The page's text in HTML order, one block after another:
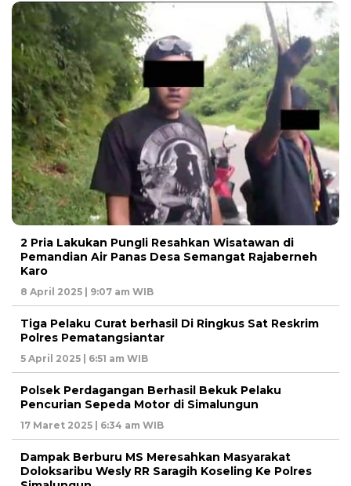
2 Pria Lakukan Pungli Resahkan Wisatawan di
Pemandian Air Panas Desa Semangat Rajaberneh
Karo
8 April 2025 | 9:07 am WIB
Tiga Pelaku Curat berhasil Di Ringkus Sat Reskrim
Polres Pematangsiantar
5 April 2025 | 6:51 am WIB
Polsek Perdagangan Berhasil Bekuk Pelaku
Pencurian Sepeda Motor di Simalungun
17 Maret 2025 | 6:34 am WIB
Dampak Berburu MS Meresahkan Masyarakat
Doloksaribu Wesly RR Saragih Koseling Ke Polres